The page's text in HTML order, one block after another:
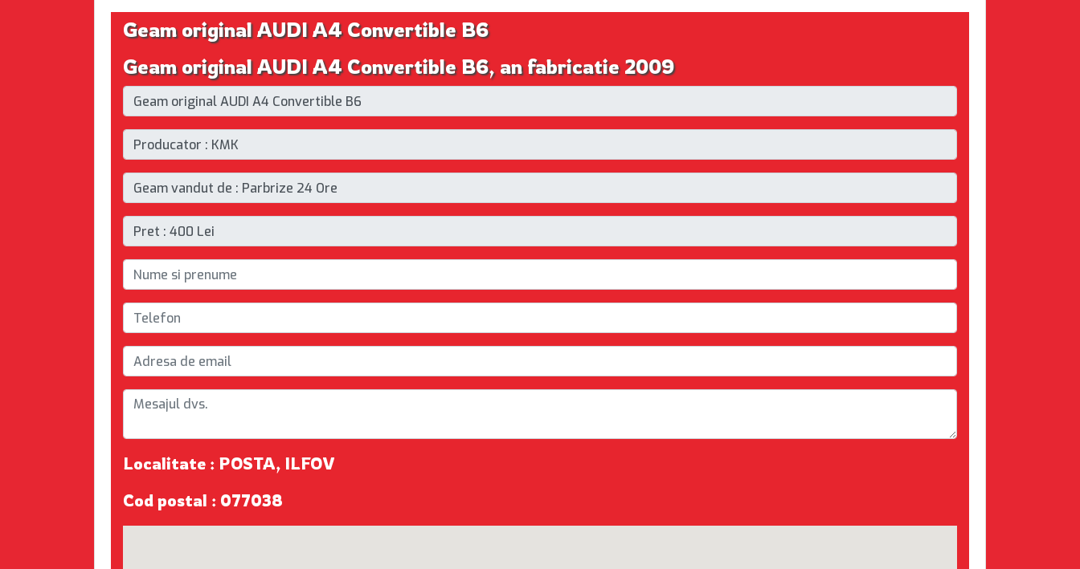
Geam original AUDI A4 Convertible B6
Geam original AUDI A4 Convertible B6, an fabricatie 2009
Localitate : POSTA, ILFOV
Cod postal : 077038